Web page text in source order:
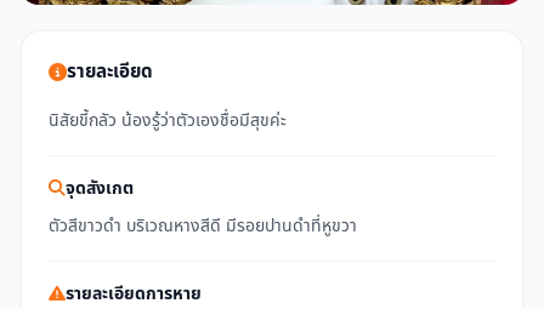
รายละเอียด
นิสัยขี้กลัว น้องรู้ว่าตัวเองชื่อมีสุขค่ะ
จุดสังเกต
ตัวสีขาวดำ บริเวณหางสีดี มีรอยปานดำที่หูขวา
รายละเอียดการหาย